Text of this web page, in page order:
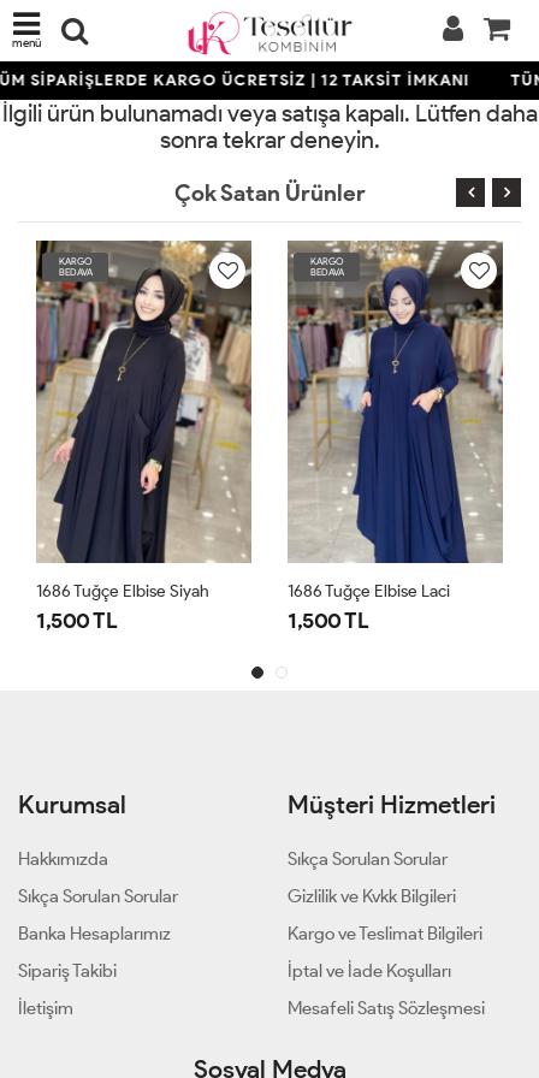
menü
SİPARİŞLERDE KARGO ÜCRETSİZ | 12 TAKSİT İMKANI
İlgili ürün bulunamadı veya satışa kapalı. Lütfen daha
sonra tekrar deneyin.
Çok Satan Ürünler
KARGO
BEDAVA
1686 Tuğçe Elbise Siyah
1,500 TL
KARGO
BEDAVA
1686 Tuğçe Elbise Laci
1,500 TL
Kurumsal
Hakkımızda
Sıkça Sorulan Sorular
Banka Hesaplarımız
Sipariş Takibi
İletişim
Müşteri Hizmetleri
Sıkça Sorulan Sorular
Gizlilik ve Kvkk Bilgileri
Kargo ve Teslimat Bilgileri
İptal ve İade Koşulları
Mesafeli Satış Sözleşmesi
Sosyal Medya